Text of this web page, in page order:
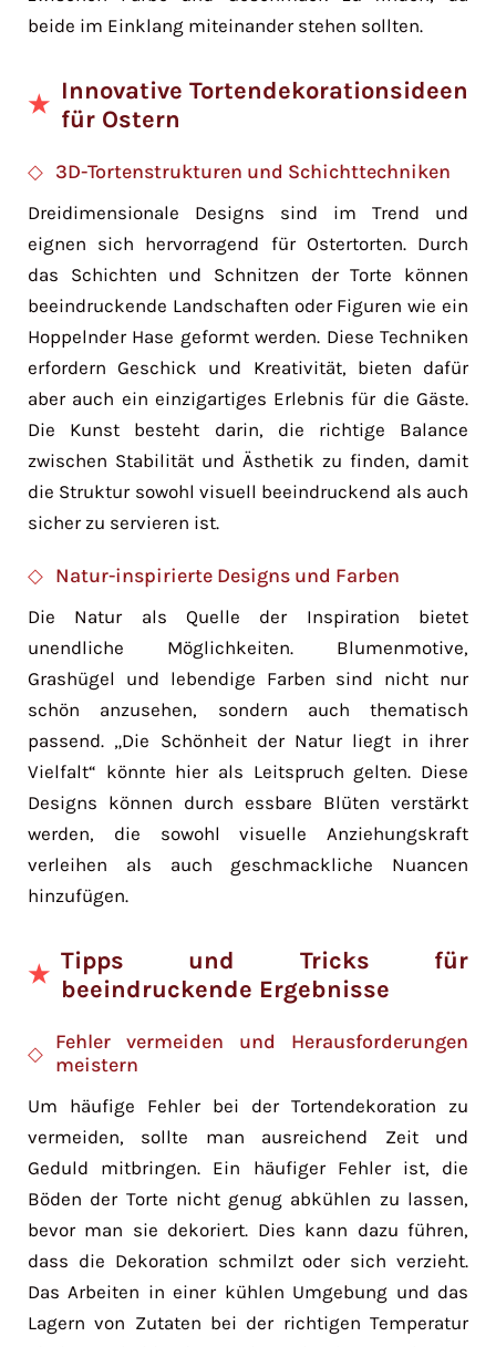
beide im Einklang miteinander stehen sollten.
Innovative Tortendekorationsideen
für Ostern
3D-Tortenstrukturen und Schichttechniken
Dreidimensionale Designs sind im Trend und
eignen sich hervorragend für Ostertorten. Durch
das Schichten und Schnitzen der Torte können
beeindruckende Landschaften oder Figuren wie ein
Hoppelnder Hase geformt werden. Diese Techniken
erfordern Geschick und Kreativität, bieten dafür
aber auch ein einzigartiges Erlebnis für die Gäste.
Die Kunst besteht darin, die richtige Balance
zwischen Stabilität und Ästhetik zu finden, damit
die Struktur sowohl visuell beeindruckend als auch
sicher zu servieren ist.
Natur-inspirierte Designs und Farben
Die Natur als Quelle der Inspiration bietet
unendliche Möglichkeiten. Blumenmotive,
Grashügel und lebendige Farben sind nicht nur
schön anzusehen, sondern auch thematisch
passend. „Die Schönheit der Natur liegt in ihrer
Vielfalt“ könnte hier als Leitspruch gelten. Diese
Designs können durch essbare Blüten verstärkt
werden, die sowohl visuelle Anziehungskraft
verleihen als auch geschmackliche Nuancen
hinzufügen.
Tipps und Tricks für
beeindruckende Ergebnisse
Fehler vermeiden und Herausforderungen
meistern
Um häufige Fehler bei der Tortendekoration zu
vermeiden, sollte man ausreichend Zeit und
Geduld mitbringen. Ein häufiger Fehler ist, die
Böden der Torte nicht genug abkühlen zu lassen,
bevor man sie dekoriert. Dies kann dazu führen,
dass die Dekoration schmilzt oder sich verzieht.
Das Arbeiten in einer kühlen Umgebung und das
Lagern von Zutaten bei der richtigen Temperatur